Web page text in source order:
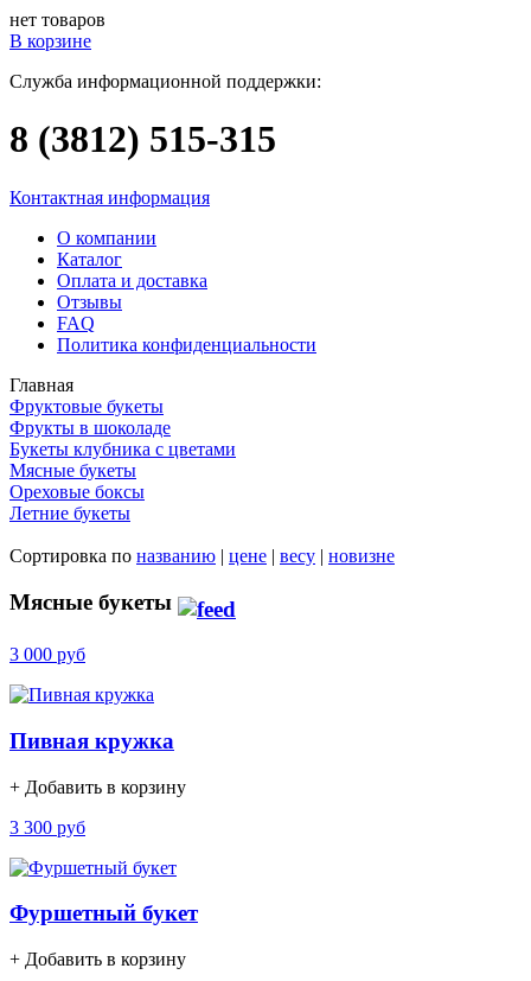
нет товаров
В корзине
Служба информационной поддержки:
8 (3812) 515-315
Контактная информация
О компании
Каталог
Оплата и доставка
Отзывы
FAQ
Политика конфиденциальности
Главная
Фруктовые букеты
Фрукты в шоколаде
Букеты клубника с цветами
Мясные букеты
Ореховые боксы
Летние букеты
Сортировка по названию | цене | весу | новизне
Мясные букеты
3 000 руб
Пивная кружка
+ Добавить в корзину
3 300 руб
Фуршетный букет
+ Добавить в корзину